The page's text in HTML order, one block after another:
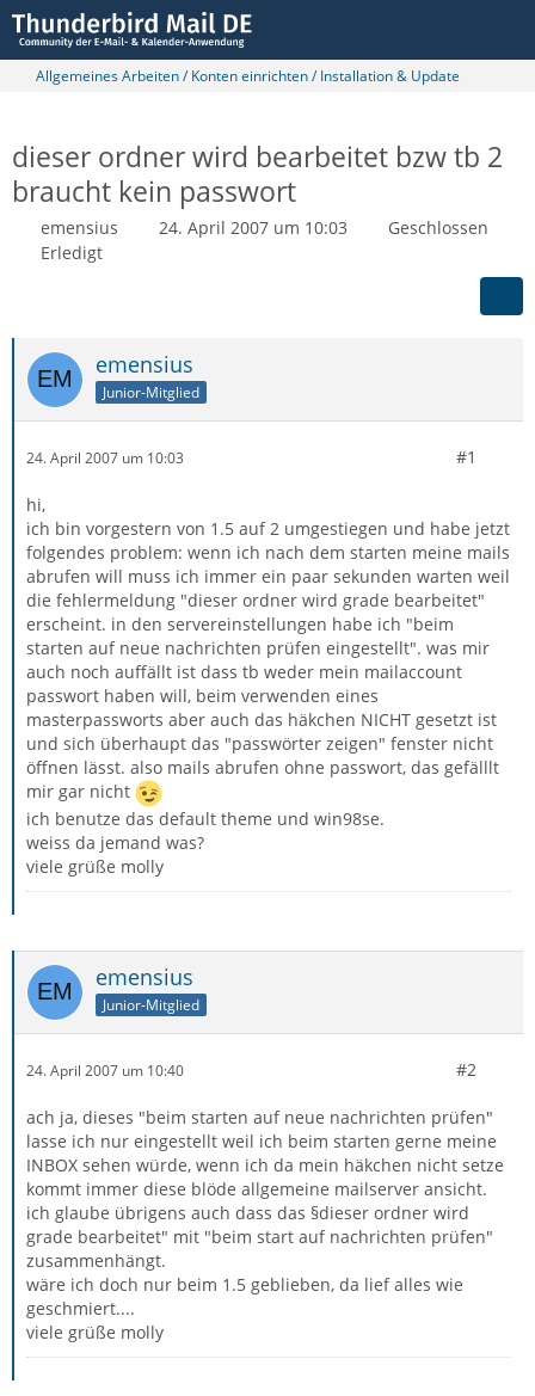
Allgemeines Arbeiten / Konten einrichten / Installation & Update
dieser ordner wird bearbeitet bzw tb 2
braucht kein passwort
emensius 24. April 2007 um 10:03
Geschlossen
Erledigt
emensius
Junior-Mitglied
24. April 2007 um 10:03 #1
hi,
ich bin vorgestern von 1.5 auf 2 umgestiegen und habe jetzt
folgendes problem: wenn ich nach dem starten meine mails
abrufen will muss ich immer ein paar sekunden warten weil
die fehlermeldung "dieser ordner wird grade bearbeitet"
erscheint. in den servereinstellungen habe ich "beim
starten auf neue nachrichten prüfen eingestellt". was mir
auch noch auffällt ist dass tb weder mein mailaccount
passwort haben will, beim verwenden eines
masterpassworts aber auch das häkchen NICHT gesetzt ist
und sich überhaupt das "passwörter zeigen" fenster nicht
öffnen lässt. also mails abrufen ohne passwort, das gefälllt
mir gar nicht
ich benutze das default theme und win98se.
weiss da jemand was?
viele grüße molly
emensius
Junior-Mitglied
24. April 2007 um 10:40 #2
ach ja, dieses "beim starten auf neue nachrichten prüfen"
lasse ich nur eingestellt weil ich beim starten gerne meine
INBOX sehen würde, wenn ich da mein häkchen nicht setze
kommt immer diese blöde allgemeine mailserver ansicht.
ich glaube übrigens auch dass das §dieser ordner wird
grade bearbeitet" mit "beim start auf nachrichten prüfen"
zusammenhängt.
wäre ich doch nur beim 1.5 geblieben, da lief alles wie
geschmiert....
viele grüße molly